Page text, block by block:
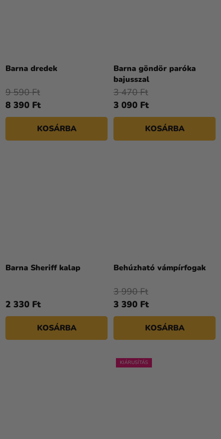
Barna dredek
8 390 Ft
9 590 Ft
KOSÁRBA
Barna göndör paróka
bajusszal
3 090 Ft
3 470 Ft
KOSÁRBA
Barna Sheriff kalap
2 330 Ft
KOSÁRBA
Behúzható vámpírfogak
3 390 Ft
3 990 Ft
KOSÁRBA
KIÁRUSÍTÁS